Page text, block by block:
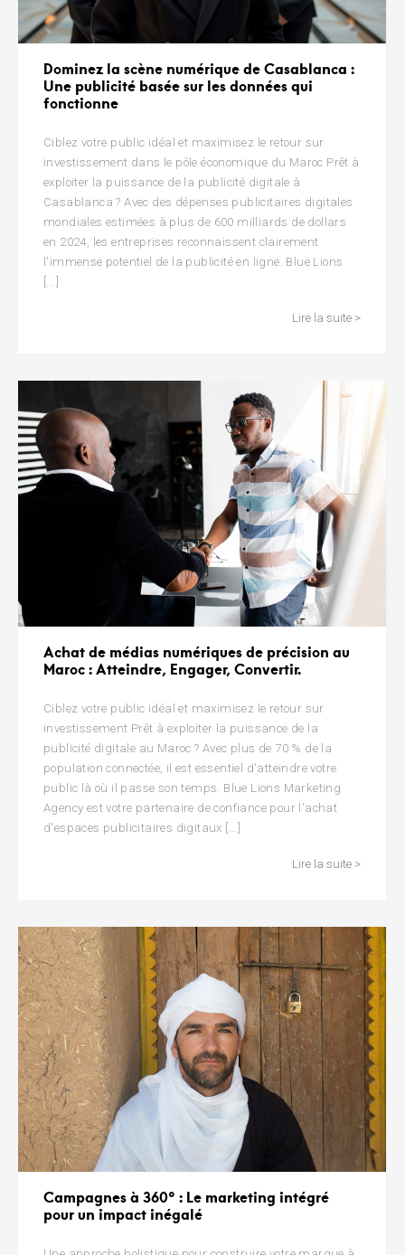
Dominez la scène numérique de Casablanca :
Une publicité basée sur les données qui
fonctionne
Ciblez votre public idéal et maximisez le retour sur
investissement dans le pôle économique du Maroc Prêt à
exploiter la puissance de la publicité digitale à
Casablanca ? Avec des dépenses publicitaires digitales
mondiales estimées à plus de 600 milliards de dollars
en 2024, les entreprises reconnaissent clairement
l'immense potentiel de la publicité en ligne. Blue Lions
[...]
Lire la suite >
Achat de médias numériques de précision au
Maroc : Atteindre, Engager, Convertir.
Ciblez votre public idéal et maximisez le retour sur
investissement Prêt à exploiter la puissance de la
publicité digitale au Maroc ? Avec plus de 70 % de la
population connectée, il est essentiel d'atteindre votre
public là où il passe son temps. Blue Lions Marketing
Agency est votre partenaire de confiance pour l'achat
d'espaces publicitaires digitaux [...]
Lire la suite >
Campagnes à 360° : Le marketing intégré
pour un impact inégalé